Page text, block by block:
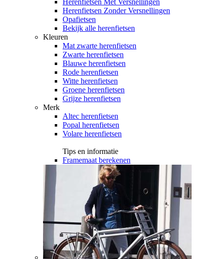
Herenfietsen Met Versnellingen
Herenfietsen Zonder Versnellingen
Opafietsen
Bekijk alle herenfietsen
Kleuren
Mat zwarte herenfietsen
Zwarte herenfietsen
Blauwe herenfietsen
Rode herenfietsen
Witte herenfietsen
Groene herenfietsen
Grijze herenfietsen
Merk
Altec herenfietsen
Popal herenfietsen
Volare herenfietsen
Tips en informatie
Framemaat berekenen